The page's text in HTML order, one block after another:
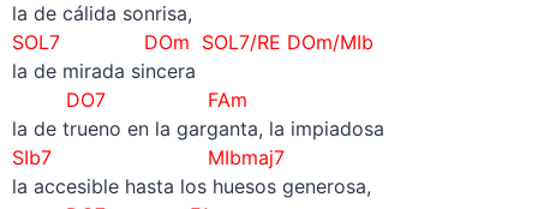
la de cálida sonrisa,
SOL7 DOm SOL7/RE DOm/MIb
la de mirada sincera
DO7 FAm
la de trueno en la garganta, la impiadosa
SIb7 MIbmaj7
la accesible hasta los huesos generosa,